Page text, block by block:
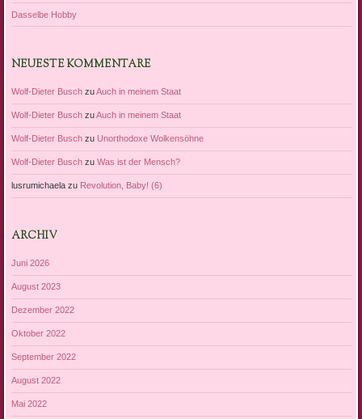
Dasselbe Hobby
NEUESTE KOMMENTARE
Wolf-Dieter BuschzuAuch in meinem Staat
Wolf-Dieter BuschzuAuch in meinem Staat
Wolf-Dieter Buschzu Unorthodoxe Wolkensöhne
Wolf-Dieter Buschzu Was ist der Mensch?
lusrumichaelazu Revolution, Baby! (6)
ARCHIV
Juni 2026
August 2023
Dezember 2022
Oktober 2022
September 2022
August 2022
Mai 2022